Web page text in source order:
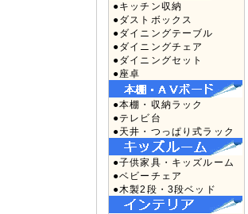
●キッチン収納
●ダストボックス
●ダイニングテーブル
●ダイニングチェア
●ダイニングセット
●座卓
●本棚・収納ラック
●テレビ台
●天井・つっぱり式ラック
●子供家具・キッズルーム
●ベビーチェア
●木製2段・3段ベッド